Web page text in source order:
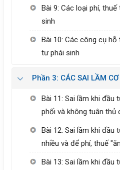
Bài 9: Các loại phí,
sinh
Bài 10: Các công cụ
tư phái sinh
Phần 3: CÁC SAI LẦM
Bài 11: Sai lầm khi đầu
phối và không tuân thủ
Bài 12: Sai lầm khi đầu
nhiều và để phí, thuế
Bài 13: Sai lầm khi đầu